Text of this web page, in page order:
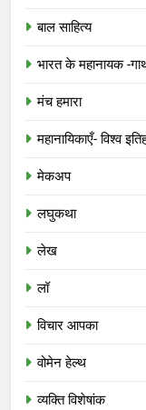
बाल साहित्य
भारत के महानायक -
मंच हमारा
महानायिकाएँ- विश्व
मेकअप
लघुकथा
लेख
लॉ
विचार आपका
वोमेन हेल्थ
व्यक्ति विशेषांक